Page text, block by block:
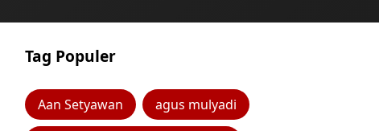
Tag Populer
Aan Setyawan agus mulyadi